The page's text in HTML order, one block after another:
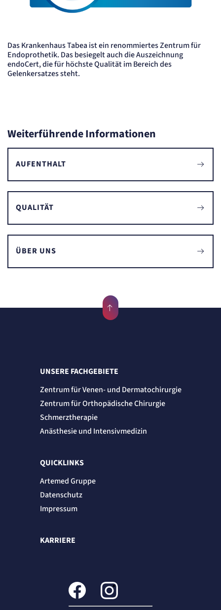
Das Krankenhaus Tabea ist ein renommiertes Zentrum für
Endoprothetik. Das besiegelt auch die Auszeichnung
endoCert, die für höchste Qualität im Bereich des
Gelenkersatzes steht.
Weiterführende Informationen
AUFENTHALT
QUALITÄT
ÜBER UNS
UNSERE FACHGEBIETE
Zentrum für Venen- und Dermatochirurgie
Zentrum für Orthopädische Chirurgie
Schmerztherapie
Anästhesie und Intensivmedizin
QUICKLINKS
Artemed Gruppe
Datenschutz
Impressum
KARRIERE